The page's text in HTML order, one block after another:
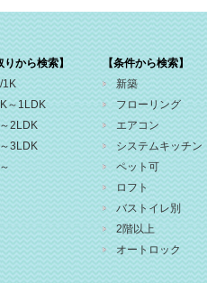
りから検索】
1K
～1LDK
2LDK
3LDK
【条件から検索】
新築
フローリング
エアコン
システムキッチン
ペット可
ロフト
バストイレ別
2階以上
オートロック